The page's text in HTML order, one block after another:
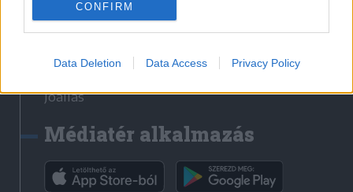
CONFIRM
Data Deletion Data Access Privacy Policy
Erdélyi Napló
Főtér
Jóállás
Médiatér alkalmazás